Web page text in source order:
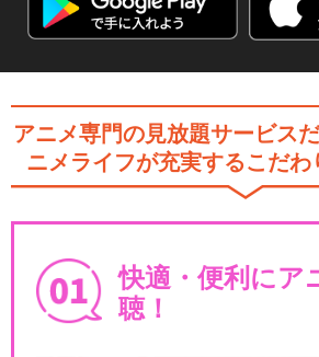
アニメ専門の見放題サービスだ
ニメライフが充実するこだわ
快適・便利にア
聴！